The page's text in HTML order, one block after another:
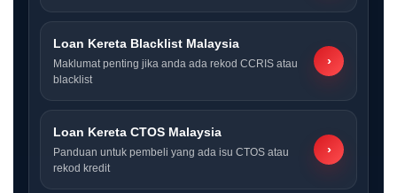
Loan Kereta Blacklist Malaysia
Maklumat penting jika anda ada rekod CCRIS atau
blacklist
›
Loan Kereta CTOS Malaysia
Panduan untuk pembeli yang ada isu CTOS atau
rekod kredit
›